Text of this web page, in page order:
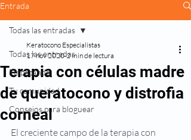
Entrada
Todas las entradas
Empezando
Tu comunidad
Consejos para bloguear
Todas las entradas
Terapia con células madre
de queratocono y distrofia
corneal
Keratocono Especialistas
17 nov 2020 2 min de lectura
El creciente campo de la terapia con